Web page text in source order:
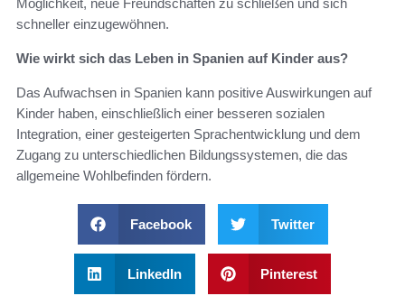
Möglichkeit, neue Freundschaften zu schließen und sich
schneller einzugewöhnen.
Wie wirkt sich das Leben in Spanien auf Kinder aus?
Das Aufwachsen in Spanien kann positive Auswirkungen auf
Kinder haben, einschließlich einer besseren sozialen
Integration, einer gesteigerten Sprachentwicklung und dem
Zugang zu unterschiedlichen Bildungssystemen, die das
allgemeine Wohlbefinden fördern.
Facebook Twitter
LinkedIn Pinterest